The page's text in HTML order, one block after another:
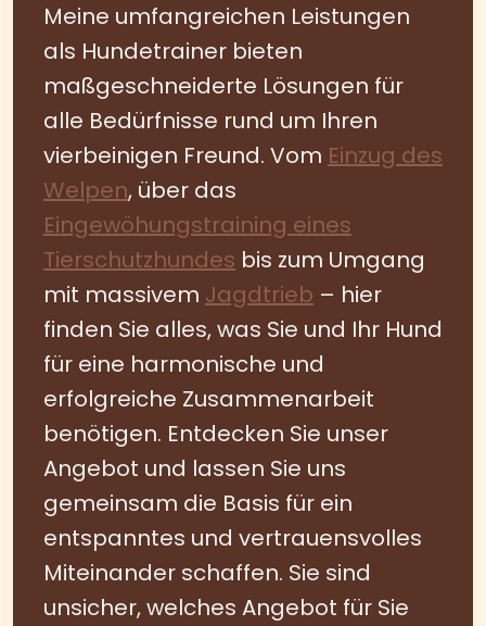
Meine umfangreichen Leistungen
als Hundetrainer bieten
maßgeschneiderte Lösungen für
alle Bedürfnisse rund um Ihren
vierbeinigen Freund. Vom Einzug des
Welpen, über das
Eingewöhungstraining eines
Tierschutzhundes bis zum Umgang
mit massivem Jagdtrieb – hier
finden Sie alles, was Sie und Ihr Hund
für eine harmonische und
erfolgreiche Zusammenarbeit
benötigen. Entdecken Sie unser
Angebot und lassen Sie uns
gemeinsam die Basis für ein
entspanntes und vertrauensvolles
Miteinander schaffen. Sie sind
unsicher, welches Angebot für Sie